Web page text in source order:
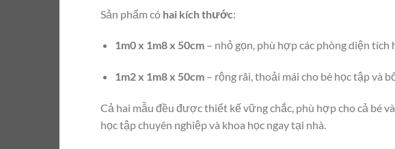
Sản phẩm có hai kích thước:
1m0 x 1m8 x 50cm– nhỏ gọn, phù hợp các phòng diện tích
1m2 x 1m8 x 50cm– rộng rãi, thoải mái cho bé học tập và
Cả hai mẫu đều được thiết kế vững chắc, phù hợp cho cả bé
học tập chuyên nghiệp và khoa học ngay tại nhà.